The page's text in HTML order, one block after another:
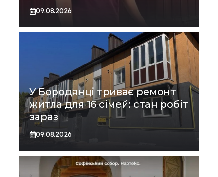
09.08.2026
У Бородянці триває ремонт
житла для 16 сімей: стан робіт
зараз
09.08.2026